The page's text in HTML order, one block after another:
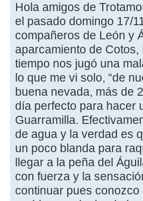
Hola amigos de
el pasado domingo 17/
compañeros de León y
aparcamiento de
tiempo nos jugó una
lo que me vi solo, “de
buena nevada, más de
día perfecto para hacer
Guarramilla.
de agua y la verdad es
un poco blanda para
llegar a la peña del
con fuerza y la
continuar pues